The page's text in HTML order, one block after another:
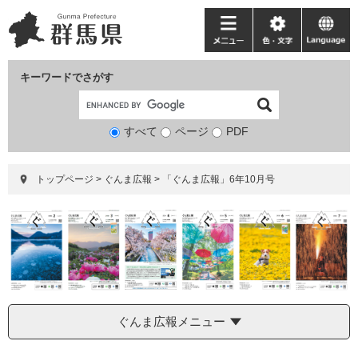
ー
ジ
ニ
ュ
て
キーワードでさがす
検
象
すべて ページ PDF
メ
ニ
ー
色・
文
language
トップページ > ぐんま広報 > 「ぐんま広報」6年10月号
ぐんま広報メニュー